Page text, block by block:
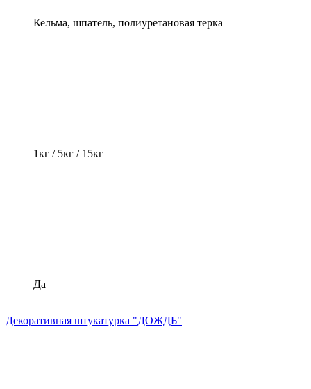
Кельма, шпатель, полиуретановая терка
1кг / 5кг / 15кг
Да
Декоративная штукатурка "ДОЖДЬ"